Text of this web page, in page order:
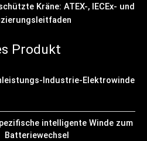
Kräne: ATEX-, IECEx- und
Produkt
Industrie-Elektrowinde
intelligente Winde zum
Batteriewechsel